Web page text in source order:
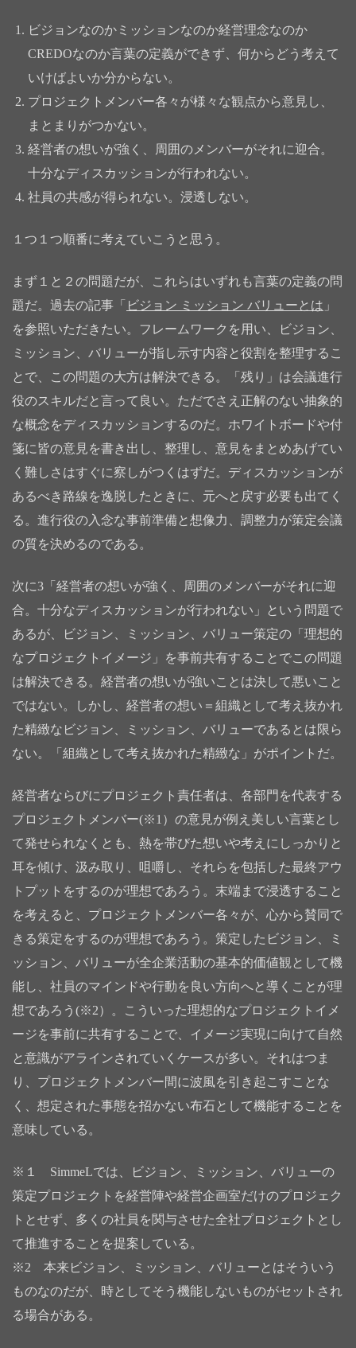
ビジョンなのかミッションなのか経営理念なのか
CREDOなのか言葉の定義ができず、何からどう考えて
いけばよいか分からない。
プロジェクトメンバー各々が様々な観点から意見し、
まとまりがつかない。
経営者の想いが強く、周囲のメンバーがそれに迎合。
十分なディスカッションが行われない。
社員の共感が得られない。浸透しない。
１つ１つ順番に考えていこうと思う。
まず１と２の問題だが、これらはいずれも言葉の定義の問
題だ。過去の記事「 ビジョン ミッション バリューとは 」
を参照いただきたい。フレームワークを用い、ビジョン、
ミッション、バリューが指し示す内容と役割を整理するこ
とで、この問題の大方は解決できる。「残り」は会議進行
役のスキルだと言って良い。ただでさえ正解のない抽象的
な概念をディスカッションするのだ。ホワイトボードや付
箋に皆の意見を書き出し、整理し、意見をまとめあげてい
く難しさはすぐに察しがつくはずだ。ディスカッションが
あるべき路線を逸脱したときに、元へと戻す必要も出てく
る。進行役の入念な事前準備と想像力、調整力が策定会議
の質を決めるのである。
次に3「経営者の想いが強く、周囲のメンバーがそれに迎
合。十分なディスカッションが行われない」という問題で
あるが、ビジョン、ミッション、バリュー策定の「理想的
なプロジェクトイメージ」を事前共有することでこの問題
は解決できる。経営者の想いが強いことは決して悪いこと
ではない。しかし、経営者の想い＝組織として考え抜かれ
た精緻なビジョン、ミッション、バリューであるとは限ら
ない。「組織として考え抜かれた精緻な」がポイントだ。
経営者ならびにプロジェクト責任者は、各部門を代表する
プロジェクトメンバー(※1）の意見が例え美しい言葉とし
て発せられなくとも、熱を帯びた想いや考えにしっかりと
耳を傾け、汲み取り、咀嚼し、それらを包括した最終アウ
トプットをするのが理想であろう。末端まで浸透すること
を考えると、プロジェクトメンバー各々が、心から賛同で
きる策定をするのが理想であろう。策定したビジョン、ミ
ッション、バリューが全企業活動の基本的価値観として機
能し、社員のマインドや行動を良い方向へと導くことが理
想であろう(※2）。こういった理想的なプロジェクトイメ
ージを事前に共有することで、イメージ実現に向けて自然
と意識がアラインされていくケースが多い。それはつま
り、プロジェクトメンバー間に波風を引き起こすことな
く、想定された事態を招かない布石として機能することを
意味している。
※１ SimmeLでは、ビジョン、ミッション、バリューの
策定プロジェクトを経営陣や経営企画室だけのプロジェク
トとせず、多くの社員を関与させた全社プロジェクトとし
て推進することを提案している。
※2 本来ビジョン、ミッション、バリューとはそういう
ものなのだが、時としてそう機能しないものがセットされ
る場合がある。